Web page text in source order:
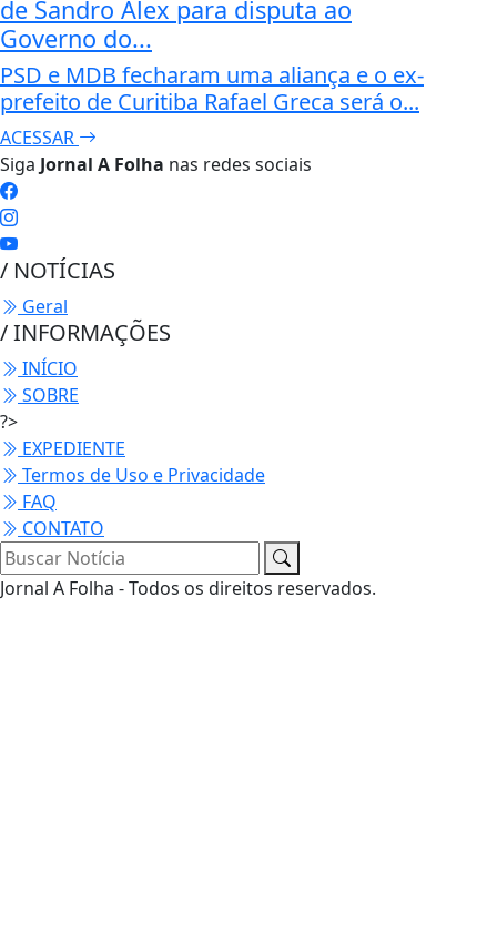
de Sandro Alex para disputa ao
Governo do...
PSD e MDB fecharam uma aliança e o ex-
prefeito de Curitiba Rafael Greca será o...
ACESSAR
Siga Jornal A Folha nas redes sociais
/ NOTÍCIAS
Geral
/ INFORMAÇÕES
INÍCIO
SOBRE
?>
EXPEDIENTE
Termos de Uso e Privacidade
FAQ
CONTATO
Jornal A Folha - Todos os direitos reservados.